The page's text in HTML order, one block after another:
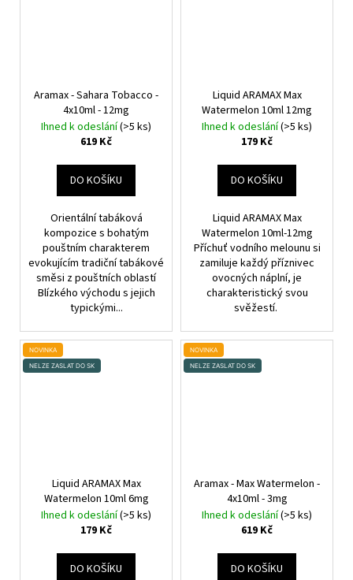
Aramax - Sahara Tobacco -
4x10ml - 12mg
Ihned k odeslání(>5 ks)
619 Kč
DO KOŠÍKU
Orientální tabáková
kompozice s bohatým
pouštním charakterem
evokujícím tradiční tabákové
směsi z pouštních oblastí
Blízkého východu s jejich
typickými...
Liquid ARAMAX Max
Watermelon 10ml 12mg
Ihned k odeslání(>5 ks)
179 Kč
DO KOŠÍKU
Liquid ARAMAX Max
Watermelon 10ml-12mg
Příchuť vodního melounu si
zamiluje každý příznivec
ovocných náplní, je
charakteristický svou
svěžestí.
NOVINKA
NELZE ZASLAT DO SK
Liquid ARAMAX Max
Watermelon 10ml 6mg
Ihned k odeslání(>5 ks)
179 Kč
DO KOŠÍKU
NOVINKA
NELZE ZASLAT DO SK
Aramax - Max Watermelon -
4x10ml - 3mg
Ihned k odeslání(>5 ks)
619 Kč
DO KOŠÍKU